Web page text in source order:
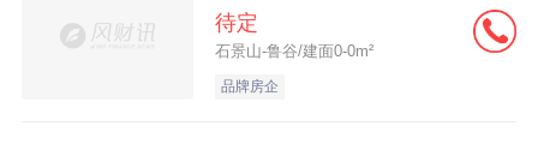
超6成供应链上市公司营收出现下降
待定
石景山-鲁谷/建面0-0m²
品牌房企